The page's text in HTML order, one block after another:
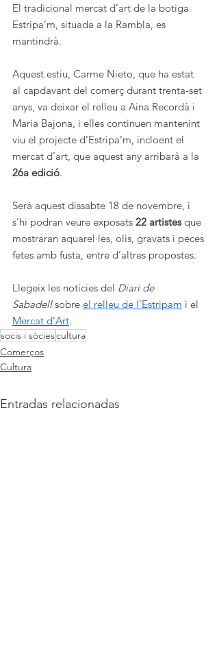
El tradicional mercat d’art de la botiga
Estripa’m, situada a la Rambla, es
mantindrà.
Aquest estiu, Carme Nieto, que ha estat
al capdavant del comerç durant trenta-set
anys, va deixar el relleu a Aina Recordà i
Maria Bajona, i elles continuen mantenint
viu el projecte d’Estripa’m, incloent el
mercat d’art, que aquest any arribarà a la
26a edició.
Serà aquest dissabte 18 de novembre, i
s’hi podran veure exposats 22 artistes que
mostraran aquarel·les, olis, gravats i peces
fetes amb fusta, entre d’altres propostes.
Llegeix les notícies del Diari de
Sabadell sobre el relleu de l’Estripam i el
Mercat d’Art.
socis i sòciescultura
Comerços
Cultura
Entradas relacionadas